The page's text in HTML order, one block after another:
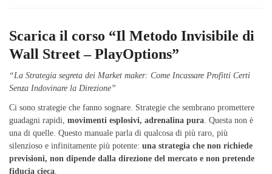
Scarica il corso “Il Metodo Invisibile di
Wall Street – PlayOptions”
“La Strategia segreta dei Market maker: Come Incassare Profitti Certi
Senza Indovinare la Direzione”
Ci sono strategie che fanno sognare. Strategie che sembrano promettere
guadagni rapidi, movimenti esplosivi, adrenalina pura . Questa non è
una di quelle. Questo manuale parla di qualcosa di più raro, più
silenzioso e infinitamente più potente: una strategia che non richiede
previsioni, non dipende dalla direzione del mercato e non pretende
fiducia cieca